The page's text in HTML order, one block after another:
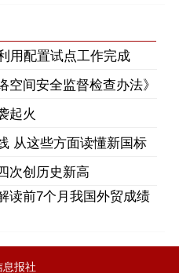
用配置试点工作完成
间安全监督检查办法》
起火
从这些方面读懂新国标
次创历史新高
前7个月我国外贸成绩
息报社